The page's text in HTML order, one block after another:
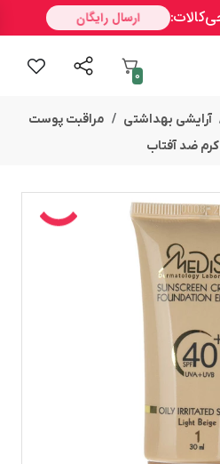
0
آرایشی بهداشتی
مراقبت پوست
کرم ضد آفتاب